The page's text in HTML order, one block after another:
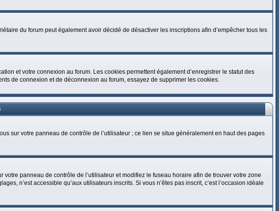
du forum peut également avoir décidé de désactiver les inscriptions afin d’empêcher tous les
et votre connexion au forum. Les cookies permettent également d’enregistrer le statut des
de connexion et de déconnexion au forum, essayez de supprimer les cookies.
sur votre panneau de contrôle de l’utilisateur ; ce lien se situe généralement en haut des pages
panneau de contrôle de l’utilisateur et modifiez le fuseau horaire afin de trouver votre zone
n’est accessible qu’aux utilisateurs inscrits. Si vous n’êtes pas inscrit, c’est l’occasion idéale